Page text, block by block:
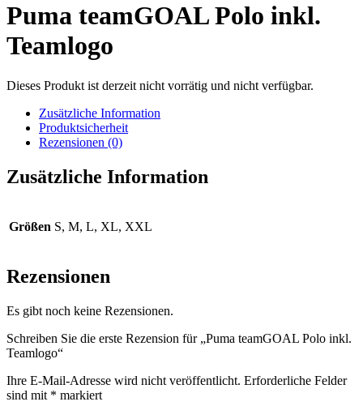
Puma teamGOAL Polo inkl.
Teamlogo
Dieses Produkt ist derzeit nicht vorrätig und nicht verfügbar.
Zusätzliche Information
Produktsicherheit
Rezensionen (0)
Zusätzliche Information
Größen S, M, L, XL, XXL
Rezensionen
Es gibt noch keine Rezensionen.
Schreiben Sie die erste Rezension für „Puma teamGOAL Polo inkl.
Teamlogo“
Ihre E-Mail-Adresse wird nicht veröffentlicht. Erforderliche Felder
sind mit * markiert